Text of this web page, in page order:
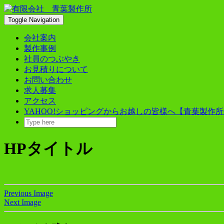
Skip
to
content
Toggle Navigation
会社案内
製作事例
社員のつぶやき
お見積りについて
お問い合わせ
求人募集
アクセス
YAHOO!ショッピングからお越しの皆様へ【青葉製作
HPタイトル
Previous Image
Next Image